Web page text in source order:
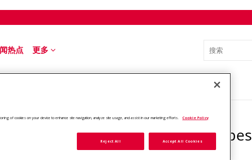
热点 更多
Tubes
加热板和搅拌器附件
通用块 16 mm Test Tubes
of cookies on your device to enhance site navigation, analyze site usage, and assist in our marketing efforts. Cookie Policy
Reject All Accept All Cookies